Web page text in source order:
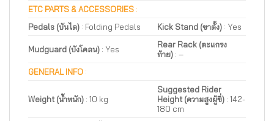
ETC PARTS & ACCESSORIES :
Pedals (บันได) : Folding Pedals Kick Stand (ขาตั้ง) : Yes
Mudguard (บังโคลน) : Yes
Rear Rack (ตะแกรง
ท้าย) :–
GENERAL INFO :
Weight (น้ำหนัก) : 10 kg
Suggested Rider
Height (ความสูงผู้ขี่) : 142-
180 cm